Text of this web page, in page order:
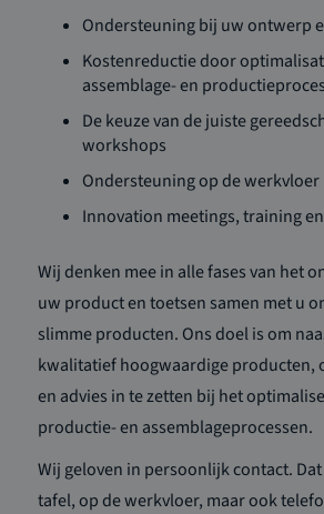
Ondersteuning bij uw ontwerp
Kostenreductie door
assemblage- en
De keuze van de juiste
workshops
Ondersteuning op de werkvloer
Innovation meetings, training
Wij denken mee in alle fases van het
uw product en toetsen samen met u
slimme producten. Ons doel is om
kwalitatief hoogwaardige producten,
en advies in te zetten bij het
productie- en assemblageprocessen.
Wij geloven in persoonlijk contact.
tafel, op de werkvloer, maar ook